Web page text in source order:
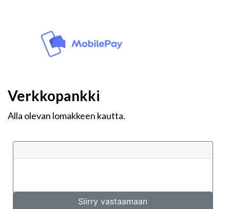
Verkkopankki
Alla olevan lomakkeen kautta.